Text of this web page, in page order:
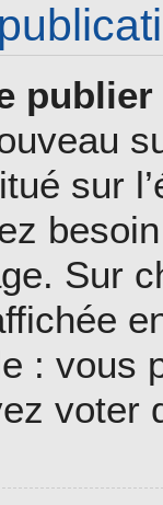
sur
Sur
: vous
voter